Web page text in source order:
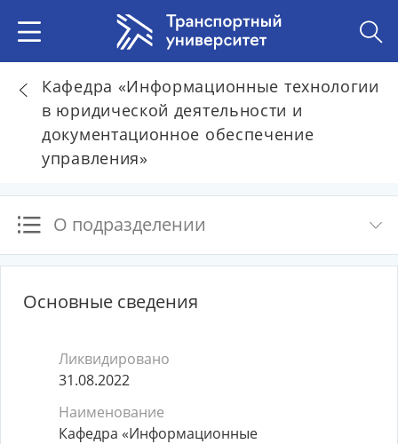
Кафедра «Информационные технологии
в юридической деятельности и
документационное обеспечение
управления»
О подразделении
Основные сведения
Ликвидировано
31.08.2022
Наименование
Кафедра «Информационные